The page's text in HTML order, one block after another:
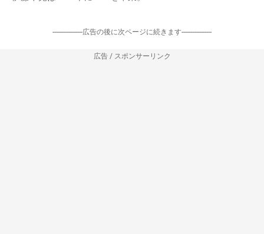
-----------------広告の後に次ページに続きます-----------------
広告 / スポンサーリンク